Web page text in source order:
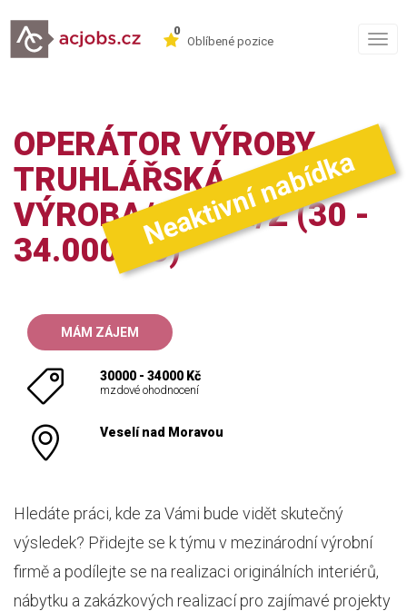
0
Oblíbené pozice
OPERÁTOR VÝROBY -
TRUHLÁŘSKÁ
VÝROBA/CNC M/Ž (30 -
34.000 KČ)Neaktivní nabídka
MÁM ZÁJEM
30000 - 34000 Kč
mzdové ohodnocení
Veselí nad Moravou
Hledáte práci, kde za Vámi bude vidět skutečný
výsledek? Přidejte se k týmu v mezinárodní výrobní
firmě a podílejte se na realizaci originálních interiérů,
nábytku a zakázkových realizací pro zajímavé projekty